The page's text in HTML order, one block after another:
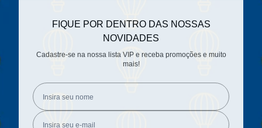
FIQUE POR DENTRO DAS NOSSAS
NOVIDADES
Cadastre-se na nossa lista VIP e receba promoções e muito
mais!